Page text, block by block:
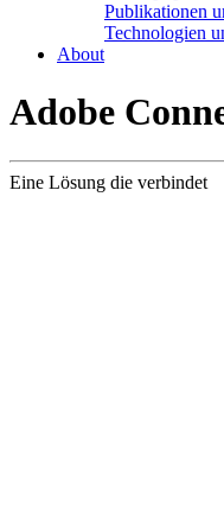
Publikationen
Technologien
About
Adobe
Eine Lösung die verbindet